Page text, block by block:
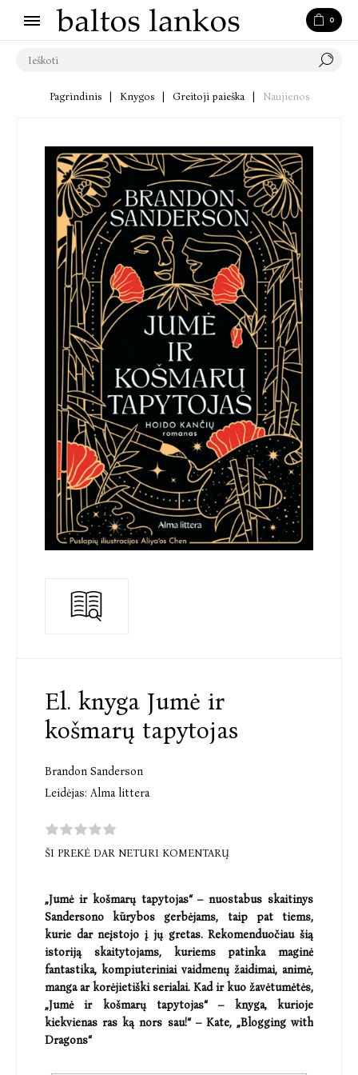
0
Pagrindinis Knygos Greitoji paieška Naujienos
El. knyga Jumė ir
košmarų tapytojas
Brandon Sanderson
Leidėjas: Alma littera
ŠI PREKĖ DAR NETURI KOMENTARŲ
„Jumė ir košmarų tapytojas“ – nuostabus skaitinys
Sandersono kūrybos gerbėjams, taip pat tiems,
kurie dar neįstojo į jų gretas. Rekomenduočiau šią
istoriją skaitytojams, kuriems patinka maginė
fantastika, kompiuteriniai vaidmenų žaidimai, animė,
manga ar korėjietiški serialai. Kad ir kuo žavėtumėtės,
„Jumė ir košmarų tapytojas“ – knyga, kurioje
kiekvienas ras ką nors sau!“ – Kate, „Blogging with
Dragons“